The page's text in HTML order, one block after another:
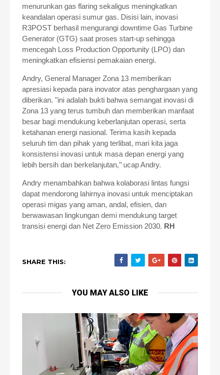
menurunkan gas flaring sekaligus meningkatkan
keandalan operasi sumur gas. Disisi lain, inovasi
R3POST berhasil mengurangi downtime Gas Turbine
Generator (GTG) saat proses start-up sehingga
mencegah Loss Production Opportunity (LPO) dan
meningkatkan efisiensi pemakaian energi.
Andry, General Manager Zona 13 memberikan
apresiasi kepada para inovator atas penghargaan yang
diberikan. "ini adalah bukti bahwa semangat inovasi di
Zona 13 yang terus tumbuh dan memberikan manfaat
besar bagi mendukung keberlanjutan operasi, serta
ketahanan energi nasional. Terima kasih kepada
seluruh tim dan pihak yang terlibat, mari kita jaga
konsistensi inovasi untuk masa depan energi yang
lebih bersih dan berkelanjutan,’’ ucap Andry.
Andry menambahkan bahwa kolaborasi lintas fungsi
dapat mendorong lahirnya inovasi untuk menciptakan
operasi migas yang aman, andal, efisien, dan
berwawasan lingkungan demi mendukung target
transisi energi dan Net Zero Emission 2030. RH
SHARE THIS:
YOU MAY ALSO LIKE